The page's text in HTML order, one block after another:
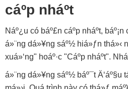
cáº­p nháº­t
Náº¿u có báº£n cáº­p nháº­t,
á»¨ng dá»¥ng sáº½ hiá»ƒn thá»‹
xuá»‘ng" hoáº·c "Cáº­p nháº­t".
á»¨ng dá»¥ng sáº½ báº¯t Ä‘áº§u